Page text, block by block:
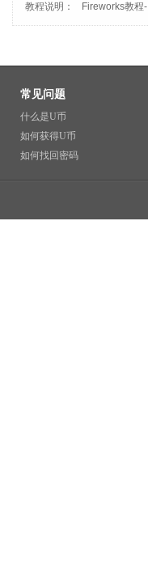
教程说明：
Fireworks教程-
常见问题
什么是U币
如何获得U币
如何找回密码